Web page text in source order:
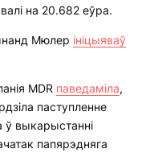
на 20.682 еўра.
Мюлер ініцыяваў
MDR паведаміла,
паступленне
ў выкарыстанні
папярэдняга